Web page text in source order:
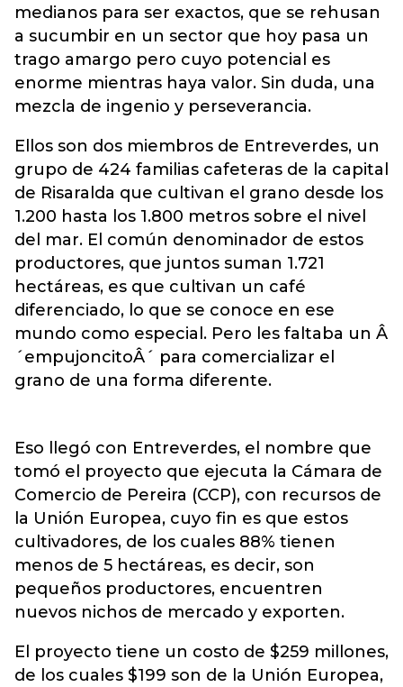
medianos para ser exactos, que se rehusan
a sucumbir en un sector que hoy pasa un
trago amargo pero cuyo potencial es
enorme mientras haya valor. Sin duda, una
mezcla de ingenio y perseverancia.
Ellos son dos miembros de Entreverdes, un
grupo de 424 familias cafeteras de la capital
de Risaralda que cultivan el grano desde los
1.200 hasta los 1.800 metros sobre el nivel
del mar. El común denominador de estos
productores, que juntos suman 1.721
hectáreas, es que cultivan un café
diferenciado, lo que se conoce en ese
mundo como especial. Pero les faltaba un Â
´empujoncitoÂ´ para comercializar el
grano de una forma diferente.
Eso llegó con Entreverdes, el nombre que
tomó el proyecto que ejecuta la Cámara de
Comercio de Pereira (CCP), con recursos de
la Unión Europea, cuyo fin es que estos
cultivadores, de los cuales 88% tienen
menos de 5 hectáreas, es decir, son
pequeños productores, encuentren
nuevos nichos de mercado y exporten.
El proyecto tiene un costo de $259 millones,
de los cuales $199 son de la Unión Europea,